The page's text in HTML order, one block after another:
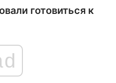
готовиться к